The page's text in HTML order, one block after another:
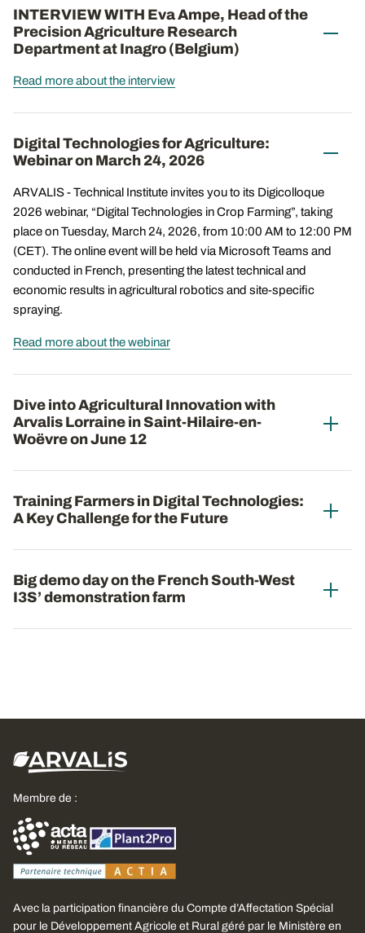
INTERVIEW WITH Eva Ampe, Head of the
Precision Agriculture Research
Department at Inagro (Belgium)
Read more about the interview
Digital Technologies for Agriculture:
Webinar on March 24, 2026
ARVALIS - Technical Institute invites you to its Digicolloque
2026 webinar, “Digital Technologies in Crop Farming”, taking
place on Tuesday, March 24, 2026, from 10:00 AM to 12:00 PM
(CET). The online event will be held via Microsoft Teams and
conducted in French, presenting the latest technical and
economic results in agricultural robotics and site-specific
spraying.
Read more about the webinar
Dive into Agricultural Innovation with
Arvalis Lorraine in Saint-Hilaire-en-
Woëvre on June 12
Training Farmers in Digital Technologies:
A Key Challenge for the Future
Big demo day on the French South-West
I3S’ demonstration farm
Membre de :
Avec la participation financière du Compte d’Affectation Spécial
pour le Développement Agricole et Rural géré par le Ministère en